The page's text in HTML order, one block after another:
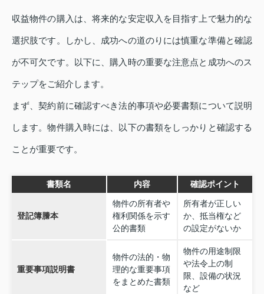
収益物件の購入は、将来的な安定収入を目指す上で魅力的な
選択肢です。しかし、成功への道のりには慎重な準備と確認
が不可欠です。以下に、購入時の重要な注意点と成功へのス
テップをご紹介します。
まず、契約前に確認すべき法的事項や必要書類について説明
します。物件購入時には、以下の書類をしっかりと確認する
ことが重要です。
書類名 内容 確認ポイント
登記簿謄本
物件の所有者や
権利関係を示す
公的書類
所有者が正しい
か、抵当権など
の設定がないか
重要事項説明書
物件の法的・物
理的な重要事項
をまとめた書類
物件の用途制限
や法令上の制
限、設備の状況
など